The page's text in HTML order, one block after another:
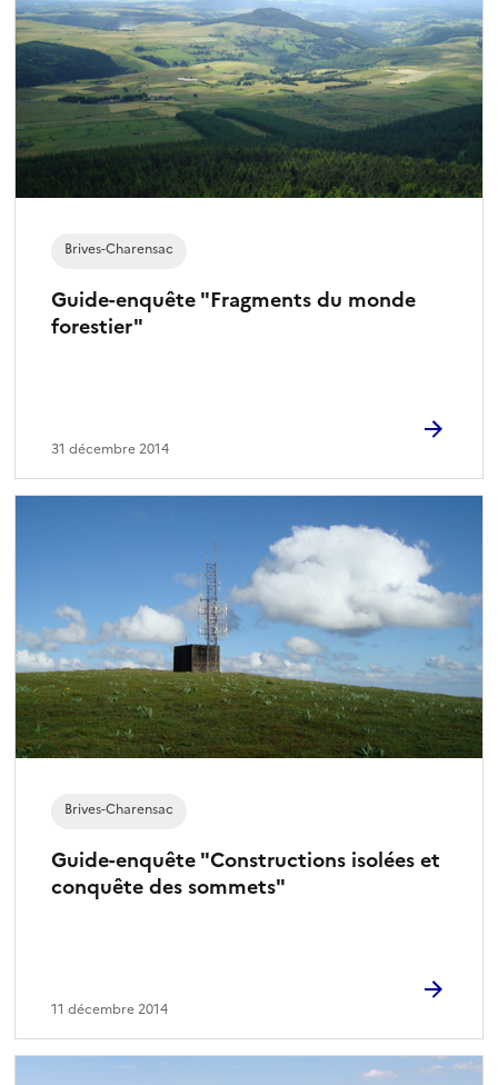
Guide-enquête "Fragments du monde
forestier"
Brives-Charensac
31 décembre 2014
Guide-enquête "Constructions isolées et
conquête des sommets"
Brives-Charensac
11 décembre 2014